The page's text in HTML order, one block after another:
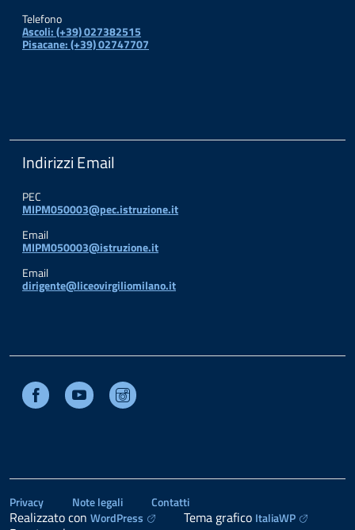
Telefono
Ascoli: (+39) 027382515
Pisacane: (+39) 02747707
Indirizzi Email
PEC
MIPM050003@pec.istruzione.it
Email
MIPM050003@istruzione.it
Email
dirigente@liceovirgiliomilano.it
Facebook Youtube
Privacy Note legali Contatti
Realizzato con WordPress Tema grafico ItaliaWP